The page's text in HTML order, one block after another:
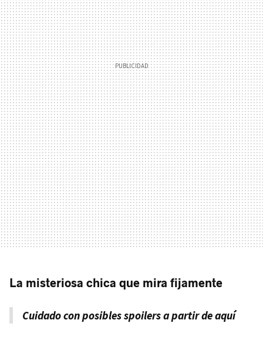
La misteriosa chica que mira fijamente
Cuidado con posibles spoilers a partir de aquí